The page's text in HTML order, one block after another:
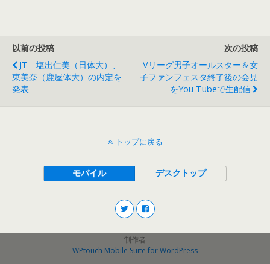
以前の投稿
JT 塩出仁美（日体大）、
東美奈（鹿屋体大）の内定を
発表
次の投稿
Vリーグ男子オールスター＆女
子ファンフェスタ終了後の会見
をYou Tubeで生配信
トップに戻る
モバイル デスクトップ
制作者
WPtouch Mobile Suite for WordPress